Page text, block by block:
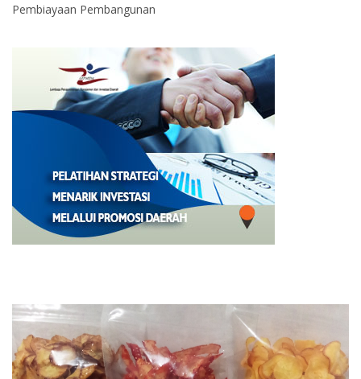
Pembiayaan Pembangunan